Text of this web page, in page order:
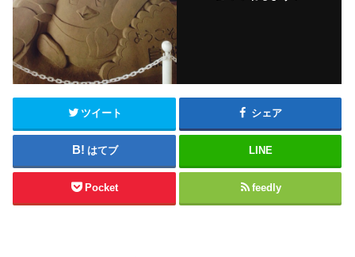
ツイート シェア
はてブ LINE
Pocket feedly